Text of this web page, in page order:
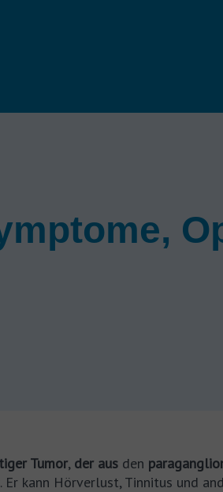
Tumor, der aus den
. Er kann Hörverlust, Tinnitus und